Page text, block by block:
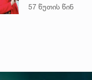
გარდაცვლილი 21
57 წუთის წინ